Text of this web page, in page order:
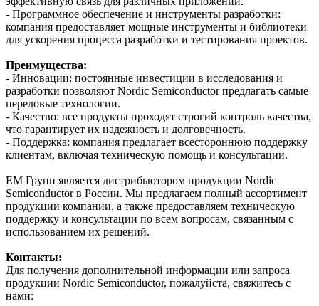
- Программное обеспечение и инструменты разработки:
компания предоставляет мощные инструменты и библиотеки
для ускорения процесса разработки и тестирования проектов.
Преимущества:
- Инновации: постоянные инвестиции в исследования и
разработки позволяют Nordic Semiconductor предлагать самые
передовые технологии.
- Качество: все продукты проходят строгий контроль качества,
что гарантирует их надежность и долговечность.
- Поддержка: компания предлагает всестороннюю поддержку
клиентам, включая техническую помощь и консультации.
ЕМ Групп является дистрибьютором продукции Nordic
Semiconductor в России. Мы предлагаем полный ассортимент
продукции компании, а также предоставляем техническую
поддержку и консультации по всем вопросам, связанным с
использованием их решений.
Контакты:
Для получения дополнительной информации или запроса
продукции Nordic Semiconductor, пожалуйста, свяжитесь с
нами: